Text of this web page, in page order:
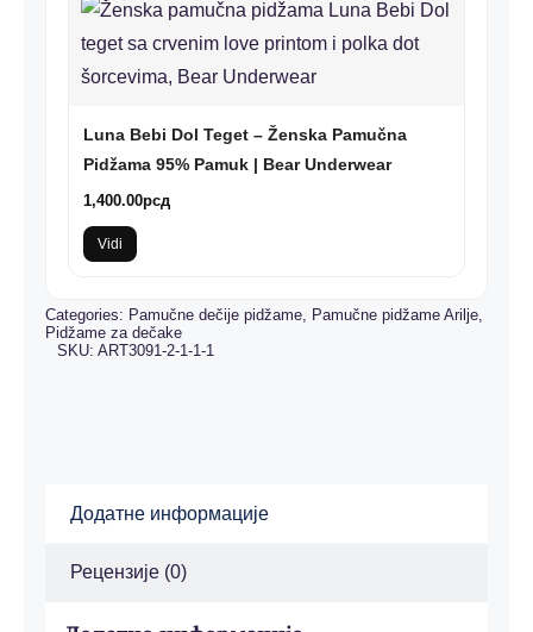
Luna Bebi Dol Teget – Ženska Pamučna
Pidžama 95% Pamuk | Bear Underwear
1,400.00рсд
Vidi
Categories: Pamučne dečije pidžame, Pamučne pidžame Arilje,
Pidžame za dečake
SKU: ART3091-2-1-1-1
Додатне информације
Рецензије (0)